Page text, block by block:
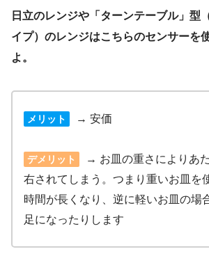
日立のレンジや「ターンテーブル」型
イプ）のレンジはこちらのセンサーを
よ。
メリット → 安価
デメリット
→ お皿の重さによりあ
右されてしまう。つまり重いお皿を
時間が長くなり、逆に軽いお皿の場
足になったりします